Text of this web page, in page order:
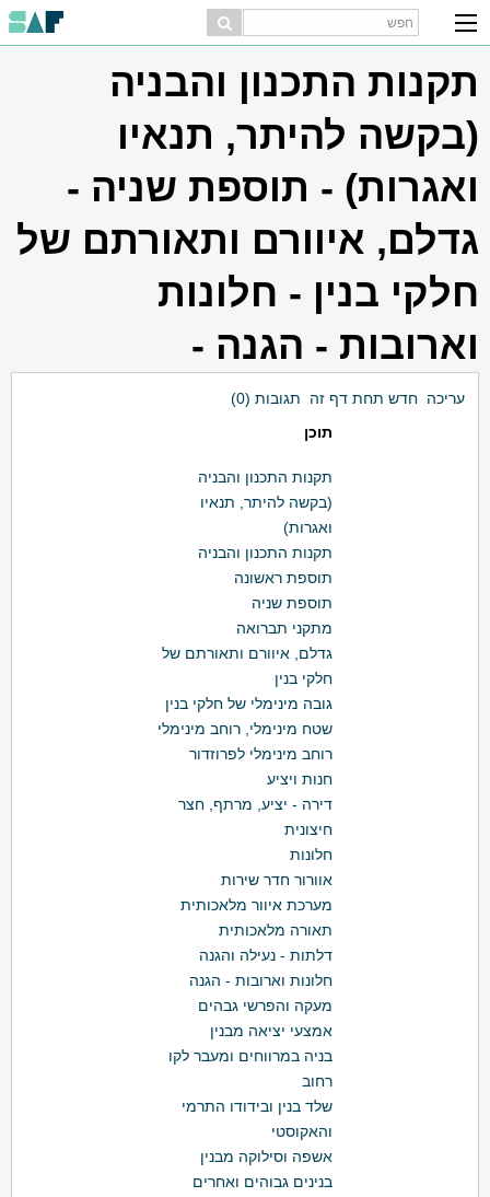
תקנות התכנון והבניה
(בקשה להיתר, תנאיו
ואגרות) - תוספת שניה -
גדלם, איוורם ותאורתם של
חלקי בנין - חלונות
וארובות - הגנה -
עריכה חדש תחת דף זה
תגובות (0)
תוכן
תקנות התכנון והבניה
(בקשה להיתר, תנאיו
ואגרות)
תקנות התכנון והבניה
תוספת ראשונה
תוספת שניה
מתקני תברואה
גדלם, איוורם ותאורתם של
חלקי בנין
גובה מינימלי של חלקי בנין
שטח מינימלי, רוחב מינימלי
רוחב מינימלי לפרוזדור
חנות ויציע
דירה - יציע, מרתף, חצר
חיצונית
חלונות
אוורור חדר שירות
מערכת איוור מלאכותית
תאורה מלאכותית
דלתות - נעילה והגנה
חלונות וארובות - הגנה
מעקה והפרשי גבהים
אמצעי יציאה מבנין
בניה במרווחים ומעבר לקו
רחוב
שלד בנין ובידודו התרמי
והאקוסטי
אשפה וסילוקה מבנין
בנינים גבוהים ואחרים